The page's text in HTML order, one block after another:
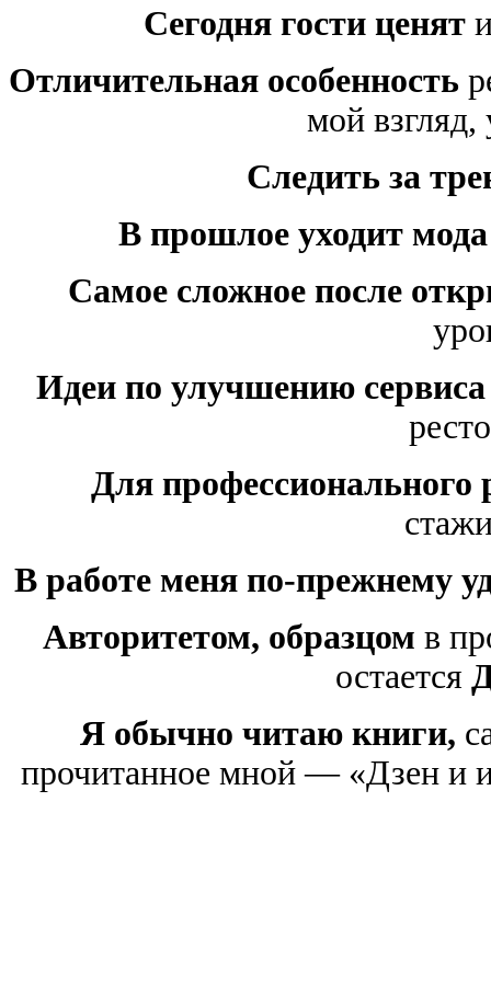
Сегодня гости ценят
Отличительная особенность
мой взгляд,
Следить за
В прошлое уходит мода
Самое сложное после
Идеи по улучшению сервиса
Для профессионального
В работе меня по-прежнему
Авторитетом, образцом в
остается
Я обычно читаю книги,
прочитанное мной — «Дзен и